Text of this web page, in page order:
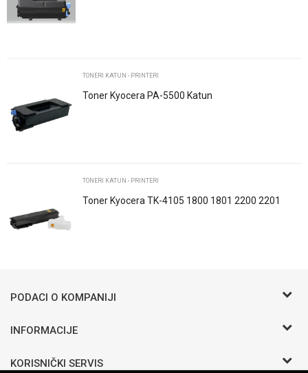
Email
Trenutno nema komentara
TONERI KATUN - PRINTERI
Toner Kyocera PA-5500 Katun
TONERI KATUN - PRINTERI
Toner Kyocera TK-4105 1800 1801 2200 2201
PODACI O KOMPANIJI
BIRO COMMERCE D.O.O
Bosanska b.b.
INFORMACIJE
KORISNIČKI SERVIS